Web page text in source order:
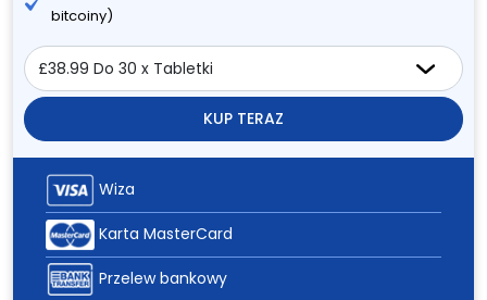
bitcoiny)
KUP TERAZ
Wiza
Karta MasterCard
Przelew bankowy